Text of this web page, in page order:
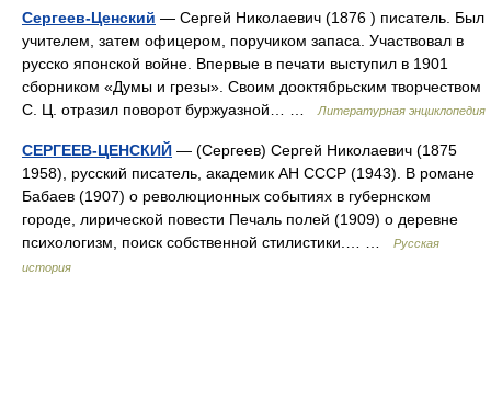
Сергеев-Ценский — Сергей Николаевич (1876 ) писатель. Был
учителем, затем офицером, поручиком запаса. Участвовал в
русско японской войне. Впервые в печати выступил в 1901
сборником «Думы и грезы». Своим дооктябрьским творчеством
С. Ц. отразил поворот буржуазной… …
Литературная энциклопедия
СЕРГЕЕВ-ЦЕНСКИЙ — (Сергеев) Сергей Николаевич (1875
1958), русский писатель, академик АН СССР (1943). В романе
Бабаев (1907) о революционных событиях в губернском
городе, лирической повести Печаль полей (1909) о деревне
психологизм, поиск собственной стилистики.… …
Русская
история